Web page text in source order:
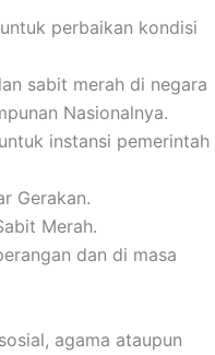
perbaikan kondisi
sabit merah di negara
Nasionalnya.
instansi pemerintah
Gerakan.
Merah.
dan di masa
agama ataupun